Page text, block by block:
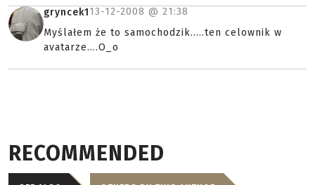
gryncek113-12-2008 @ 21:38
Myślałem że to samochodzik.....ten celownik w
avatarze....O_o
RECOMMENDED